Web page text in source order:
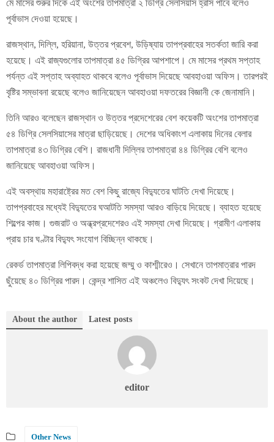
মে মাসের শুরুর দিকে এই অংশের তাপমাত্রা ২ ডিগ্রি সেলসিয়াস হ্রাস পাবে বলেও
পূর্বাভাস দেওয়া হয়েছে।
রাজস্থান, দিল্লি, হরিয়ানা, উত্তর প্রবেশ, উড়িষ্যায় তাপপ্রবাহের সতর্কতা জারি করা
হয়েছে। এই রাজ্যগুলোর তাপমাত্রা ৪৫ ডিগ্রির আপশাপে। মে মাসের প্রথম সপ্তাহ
পর্যন্ত এই সপ্তাহ অব্যাহত থাকবে বলেও পূর্বাভাস দিয়েছে আবহাওয়া অফিস। তারপরই
বৃষ্টির সম্ভাবনা রয়েছে বলেও জানিয়েছেন আবহাওয়া দফতরের বিজ্ঞানী কে জেনামানি।
তিনি আরও বলেছেন রাজস্থান ও উত্তর প্রদেশেরের বেশ কয়েকটি অংশের তাপমাত্রা
৫৪ ডিগ্রি সেলসিয়াসের মাত্রা ছাড়িয়েছে। দেশের অধিকাংশ এলাকায় দিনের বেলার
তাপমাত্রা ৪৩ ডিগ্রির বেশি। রাজধানী দিল্লির তাপমাত্রা ৪৪ ডিগ্রির বেশি বলেও
জানিয়েছে আবহাওয়া অফিস।
এই অবস্থায় মহারাষ্ট্রের মত বেশ কিছু রাজ্যে বিদ্যুতের ঘাটতি দেখা দিয়েছে।
তাপপ্রবাহের মধ্যেই বিদ্যুতের ঘআটতি সমস্যা আরও বাড়িয়ে দিয়েছে। ব্যাহত হয়েছে
শিল্পের কাজ। গুজরাট ও অন্ধ্রপ্রদেশেরও এই সমস্যা দেখা দিয়েছে। গ্রামীণ এলাকায়
প্রায় চার ঘণ্টার বিদ্যুৎ সংযোগ বিচ্ছিন্ন থাকছে।
রেকর্ড তাপমাত্রা লিপিবদ্ধ করা হয়েছে জম্মু ও কাশ্মীরেও। সেখানে তাপমাত্রার পারদ
ছুঁয়েছে ৪০ ডিগ্রির পারদ। কেন্দ্র শাসিত এই অঞ্চলেও বিদ্যুৎ সংকট দেখা দিয়েছে।
About the author Latest posts
editor
Other News